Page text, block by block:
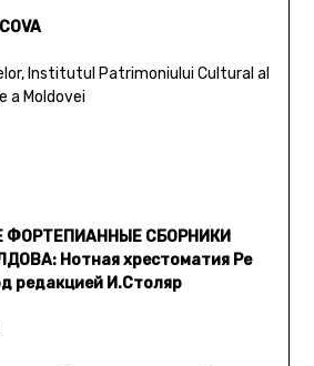
Institutul Patrimoniului Cultural al
a Moldovei
ФОРТЕПИАННЫЕ СБОРНИКИ
Нотная хрестоматия Pe
редакцией И.Столяр